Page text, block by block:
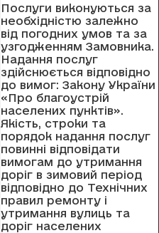
Послуги виконуються за
необхідністю залежно
від погодних умов та за
узгодженням Замовника.
Надання послуг
здійснюється відповідно
до вимог: Закону України
«Про благоустрій
населених пунктів».
Якість, строки та
порядок надання послуг
повинні відповідати
вимогам до утримання
доріг в зимовий період
відповідно до Технічних
правил ремонту і
утримання вулиць та
доріг населених